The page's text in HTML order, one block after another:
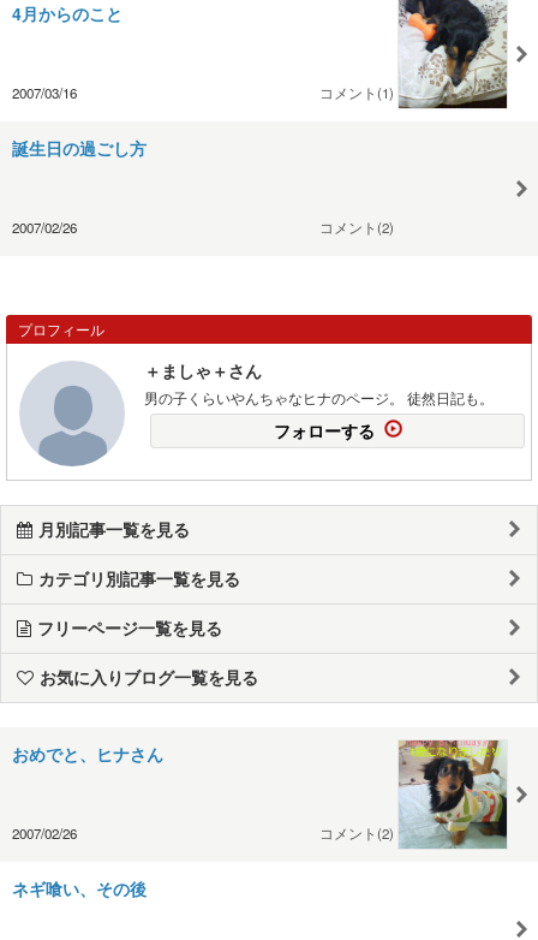
4月からのこと
2007/03/16 コメント(1)
誕生日の過ごし方
2007/02/26 コメント(2)
プロフィール
＋ましゃ＋さん
男の子くらいやんちゃなヒナのページ。 徒然日記も。
フォローする
月別記事一覧を見る
カテゴリ別記事一覧を見る
フリーページ一覧を見る
お気に入りブログ一覧を見る
おめでと、ヒナさん
2007/02/26 コメント(2)
ネギ喰い、その後